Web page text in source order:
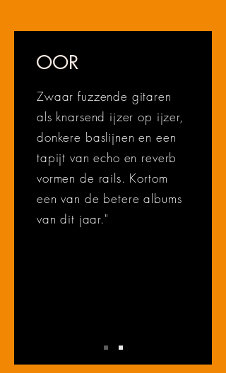
OOR
Zwaar fuzzende gitaren
als knarsend ijzer op ijzer,
donkere baslijnen en een
tapijt van echo en reverb
vormen de rails. Kortom
een van de betere albums
van dit jaar."